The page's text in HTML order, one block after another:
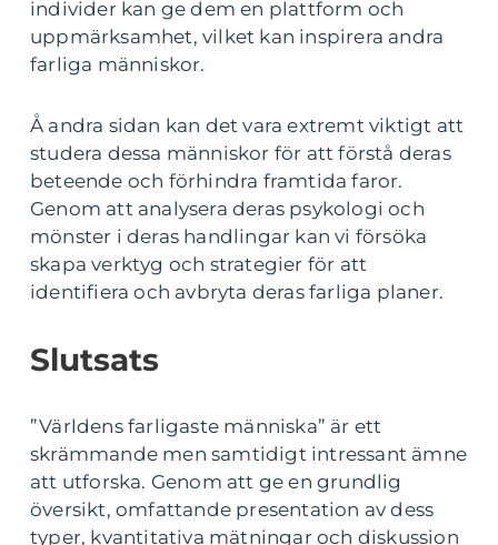
individer kan ge dem en plattform och
uppmärksamhet, vilket kan inspirera andra
farliga människor.
Å andra sidan kan det vara extremt viktigt att
studera dessa människor för att förstå deras
beteende och förhindra framtida faror.
Genom att analysera deras psykologi och
mönster i deras handlingar kan vi försöka
skapa verktyg och strategier för att
identifiera och avbryta deras farliga planer.
Slutsats
”Världens farligaste människa” är ett
skrämmande men samtidigt intressant ämne
att utforska. Genom att ge en grundlig
översikt, omfattande presentation av dess
typer, kvantitativa mätningar och diskussion